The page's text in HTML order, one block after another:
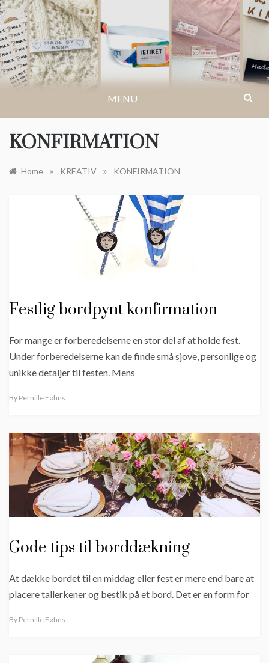
Skip
to
content
BLOG.IKASTETIKET.DK
MENU
KONFIRMATION
Home » KREATIV » KONFIRMATION
Festlig bordpynt konfirmation
For mange er forberedelserne en stor del af at holde fest.
Under forberedelserne kan de finde små sjove, personlige og
unikke detaljer til festen. Mens
By Pernille Føhns
Gode tips til borddækning
At dække bordet til en middag eller fest er mere end bare at
placere tallerkener og bestik på et bord. Det er en form for
By Pernille Føhns